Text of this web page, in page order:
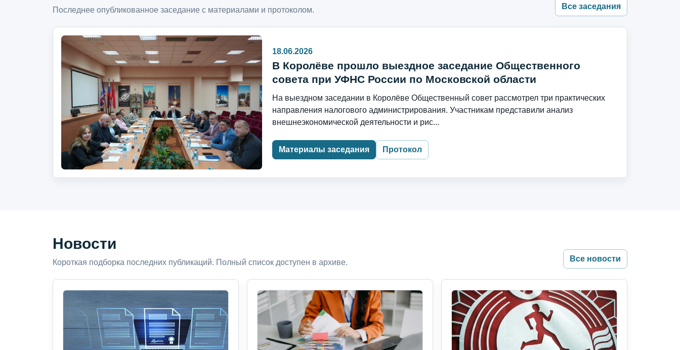
Последнее опубликованное заседание с материалами и протоколом. Все заседания
18.06.2026
В Королёве прошло выездное заседание Общественного
совета при УФНС России по Московской области
На выездном заседании в Королёве Общественный совет рассмотрел три практических
направления налогового администрирования. Участникам представили анализ
внешнеэкономической деятельности и рис...
Материалы заседания Протокол
Новости
Короткая подборка последних публикаций. Полный список доступен в архиве. Все новости